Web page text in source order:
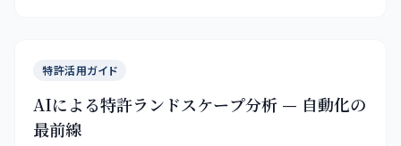
特許活用ガイド
AIによる特許ランドスケープ分析 — 自動化の
最前線